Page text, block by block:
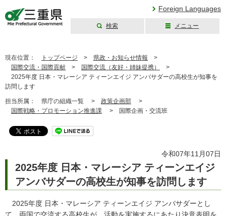
Foreign Languages
検索 メニュー
現在位置： トップページ > 県政・お知らせ情報 >
国際交流・国際貢献 > 国際交流（友好・姉妹提携）
>
2025年度 日本・マレーシア ティーンエイジ アンバサダーの高校生が知事を
訪問します
担当所属： 県庁の組織一覧 > 政策企画部 >
国際戦略・プロモーション推進課 > 国際企画・交流班
令和07年11月07日
2025年度 日本・マレーシア ティーンエイジ
アンバサダーの高校生が知事を訪問します
2025年度 日本・マレーシア ティーンエイジ アンバサダーとし